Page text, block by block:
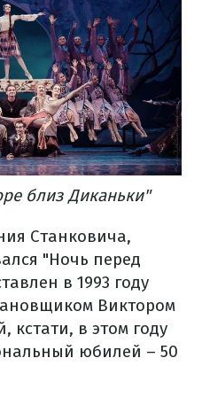
близ Диканьки"
Станковича,
"Ночь перед
в 1993 году
Виктором
в этом году
юбилей – 50